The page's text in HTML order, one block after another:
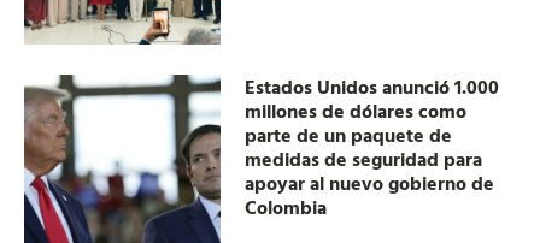
Estados Unidos anunció 1.000
millones de dólares como
parte de un paquete de
medidas de seguridad para
apoyar al nuevo gobierno de
Colombia